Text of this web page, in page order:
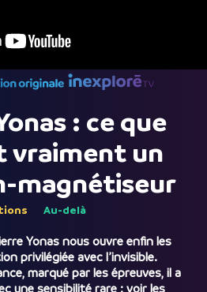
: ce que
vraiment un
magnétiseur
Au-delà
Yonas nous ouvre enfin les
privilégiée avec l’invisible.
marqué par les épreuves, il a
une sensibilité rare : voir les